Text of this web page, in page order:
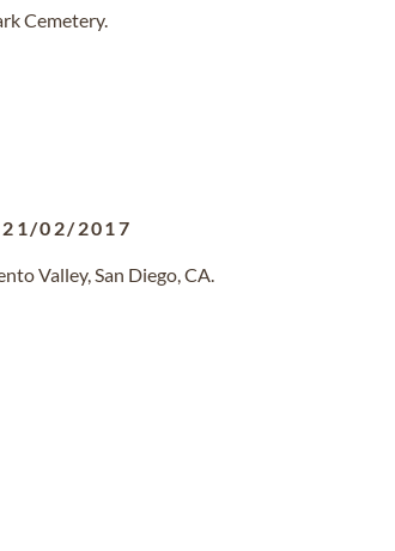
Cemetery.
21/02/2017
Valley, San Diego, CA.